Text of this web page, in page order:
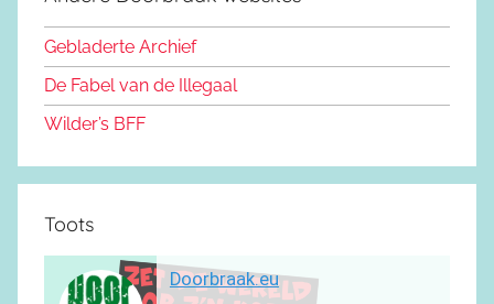
n
m
b
o
o
k
Gebladerte Archief
De Fabel van de Illegaal
Wilder’s BFF
Toots